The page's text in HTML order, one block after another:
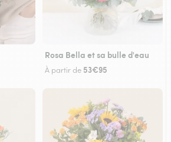
Rosa Bella et sa bulle d'eau
À partir de 53€95